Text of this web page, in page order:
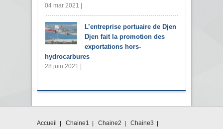
04 mar 2021 |
L’entreprise portuaire de Djen
Djen fait la promotion des
exportations hors-
hydrocarbures
28 juin 2021 |
Accueil Chaine1 Chaine2 Chaine3